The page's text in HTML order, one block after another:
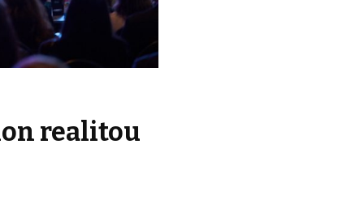
realitou